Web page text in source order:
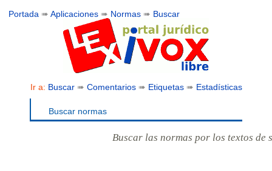
Portada ➠Aplicaciones ➠ Normas ➠ Buscar
Ir a: Buscar➠ Comentarios➠ Etiquetas➠ Estadísticas
Buscar normas
Buscar las normas por los textos de